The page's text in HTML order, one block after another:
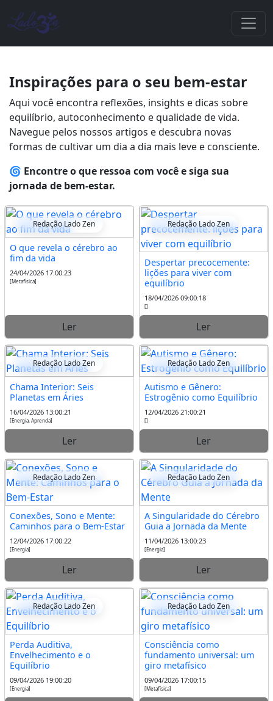
Inspirações para o seu bem-estar
Aqui você encontra reflexões, insights e dicas sobre
equilíbrio, autoconhecimento e qualidade de vida.
Navegue pelos nossos artigos e descubra novas
formas de cultivar um dia a dia mais leve e consciente.
🌀 Encontre o que ressoa com você e siga sua
jornada de bem-estar.
Redação Lado Zen
O que revela o cérebro ao
fim da vida
24/04/2026 17:00:23
[Metafísica]
Ler
Redação Lado Zen
Despertar precocemente:
lições para viver com
equilíbrio
18/04/2026 09:00:18
[]
Ler
Redação Lado Zen
Chama Interior: Seis
Planetas em Áries
16/04/2026 13:00:21
[Energia, Aprenda]
Ler
Redação Lado Zen
Autismo e Gênero:
Estrogênio como Equilíbrio
12/04/2026 21:00:21
[]
Ler
Redação Lado Zen
Conexões, Sono e Mente:
Caminhos para o Bem-Estar
12/04/2026 17:00:22
[Energia]
Ler
Redação Lado Zen
A Singularidade do Cérebro
Guia a Jornada da Mente
11/04/2026 13:00:23
[Energia]
Ler
Redação Lado Zen
Perda Auditiva,
Envelhecimento e o
Equilíbrio
09/04/2026 19:00:20
[Energia]
Redação Lado Zen
Consciência como
fundamento universal: um
giro metafísico
09/04/2026 17:00:15
[Metafísica]